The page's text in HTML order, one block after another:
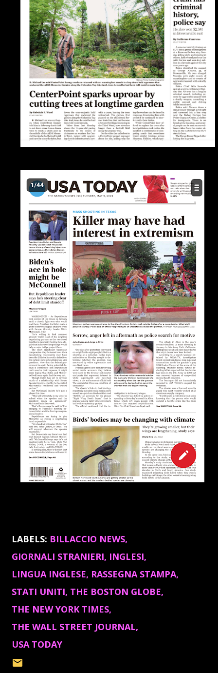
LABELS: BILLACCIO NEWS
GIORNALI STRANIERI INGLESI
LINGUA INGLESE RASSEGNA STAMPA
STATI UNITI THE BOSTON GLOBE
THE NEW YORK TIMES
THE WALL STREET JOURNAL
USA TODAY